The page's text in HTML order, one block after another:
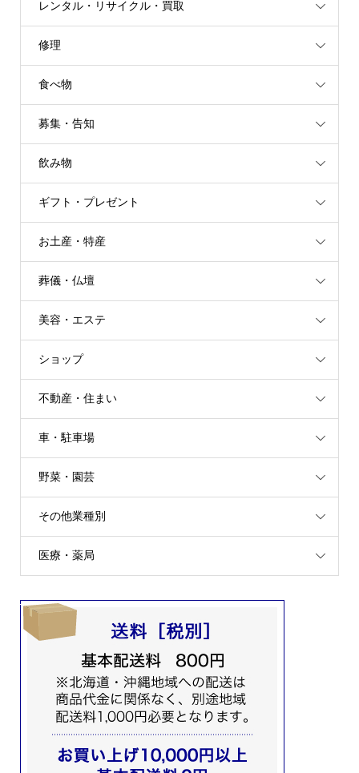
レンタル・リサイクル・買取
修理
食べ物
募集・告知
飲み物
ギフト・プレゼント
お土産・特産
葬儀・仏壇
美容・エステ
ショップ
不動産・住まい
車・駐車場
野菜・園芸
その他業種別
医療・薬局